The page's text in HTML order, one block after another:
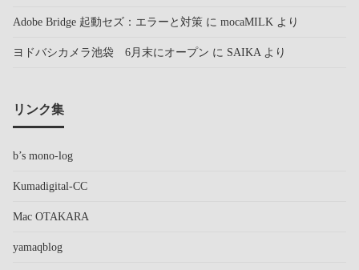
Adobe Bridge 起動セズ：エラーと対策 に mocaMILK より
ヨドバシカメラ池袋 6月末にオープン に SAIKA より
リンク集
b’s mono-log
Kumadigital-CC
Mac OTAKARA
yamaqblog